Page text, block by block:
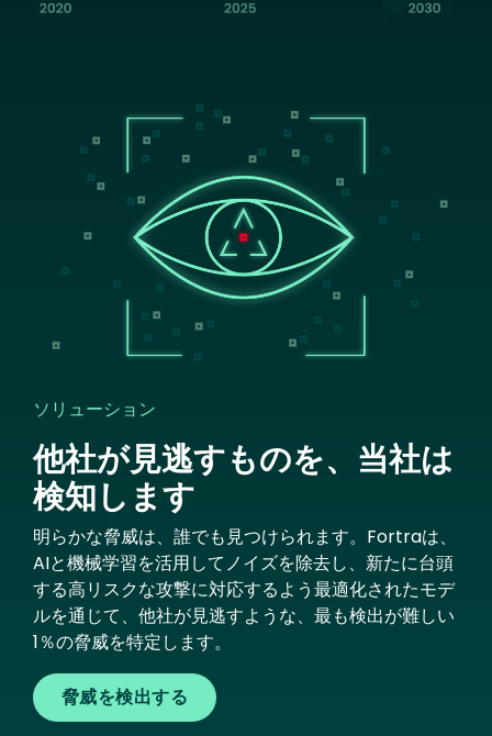
ソリューション
他社が見逃すものを、当社は
検知します
明らかな脅威は、誰でも見つけられます。Fortraは、
AIと機械学習を活用してノイズを除去し、新たに台頭
する高リスクな攻撃に対応するよう最適化されたモデ
ルを通じて、他社が見逃すような、最も検出が難しい
1％の脅威を特定します。
脅威を検出する